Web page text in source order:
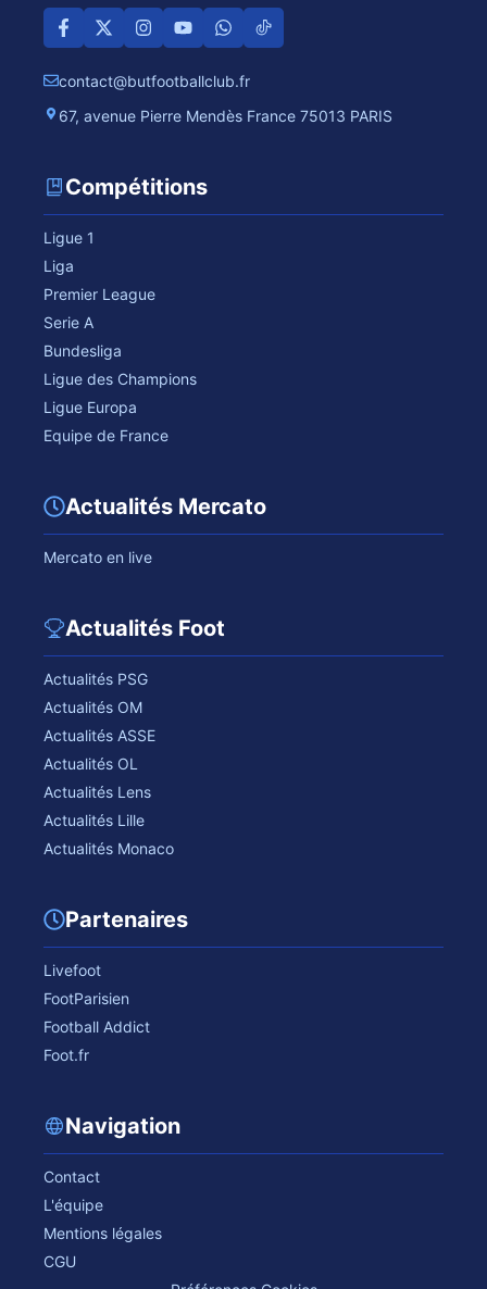
contact@butfootballclub.fr
67, avenue Pierre Mendès France 75013 PARIS
Compétitions
Ligue 1
Liga
Premier League
Serie A
Bundesliga
Ligue des Champions
Ligue Europa
Equipe de France
Actualités Mercato
Mercato en live
Actualités Foot
Actualités PSG
Actualités OM
Actualités ASSE
Actualités OL
Actualités Lens
Actualités Lille
Actualités Monaco
Partenaires
Livefoot
FootParisien
Football Addict
Foot.fr
Navigation
Contact
L'équipe
Mentions légales
CGU